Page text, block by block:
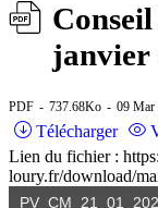
janvier
PDF 737.68Ko 09 Mar
Télécharger
Lien du fichier :
loury.fr/download/